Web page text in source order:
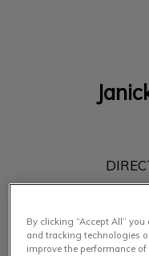
By clicking “Accept All”
and tracking technologies
improve the performance